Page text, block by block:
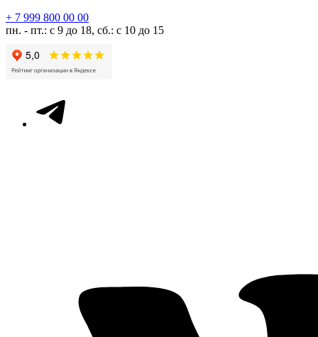
+ 7 999 800 00 00
пн. - пт.: с 9 до 18, сб.: с 10 до 15